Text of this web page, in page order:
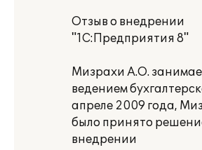
Отзыв о внедрении
"1С:Предприятия 8"
Мизрахи А.О.
ведением
апреле 2009 года,
было принято
внедрении